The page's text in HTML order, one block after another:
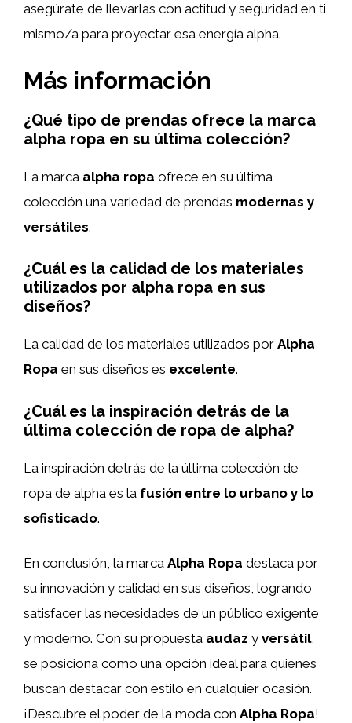
asegúrate de llevarlas con actitud y seguridad en ti
mismo/a para proyectar esa energía alpha.
Más información
¿Qué tipo de prendas ofrece la marca
alpha ropa en su última colección?
La marca alpha ropa ofrece en su última
colección una variedad de prendas modernas y
versátiles.
¿Cuál es la calidad de los materiales
utilizados por alpha ropa en sus
diseños?
La calidad de los materiales utilizados por Alpha
Ropa en sus diseños es excelente.
¿Cuál es la inspiración detrás de la
última colección de ropa de alpha?
La inspiración detrás de la última colección de
ropa de alpha es la fusión entre lo urbano y lo
sofisticado.
En conclusión, la marca Alpha Ropa destaca por
su innovación y calidad en sus diseños, logrando
satisfacer las necesidades de un público exigente
y moderno. Con su propuesta audaz y versátil,
se posiciona como una opción ideal para quienes
buscan destacar con estilo en cualquier ocasión.
¡Descubre el poder de la moda con Alpha Ropa!